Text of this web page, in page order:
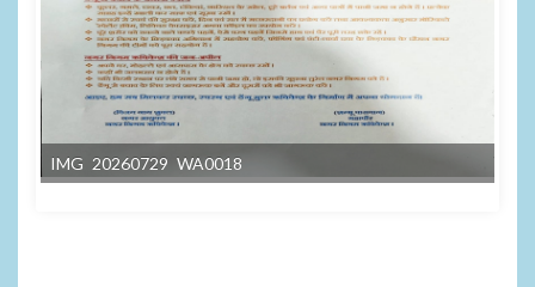
IMG 20260729 WA0018